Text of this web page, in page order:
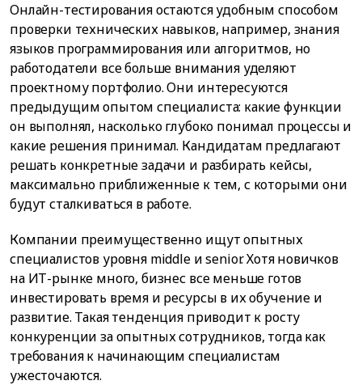
Онлайн-тестирования остаются удобным способом
проверки технических навыков, например, знания
языков программирования или алгоритмов, но
работодатели все больше внимания уделяют
проектному портфолио. Они интересуются
предыдущим опытом специалиста: какие функции
он выполнял, насколько глубоко понимал процессы и
какие решения принимал. Кандидатам предлагают
решать конкретные задачи и разбирать кейсы,
максимально приближенные к тем, с которыми они
будут сталкиваться в работе.
Компании преимущественно ищут опытных
специалистов уровня middle и senior. Хотя новичков
на ИТ-рынке много, бизнес все меньше готов
инвестировать время и ресурсы в их обучение и
развитие. Такая тенденция приводит к росту
конкуренции за опытных сотрудников, тогда как
требования к начинающим специалистам
ужесточаются.